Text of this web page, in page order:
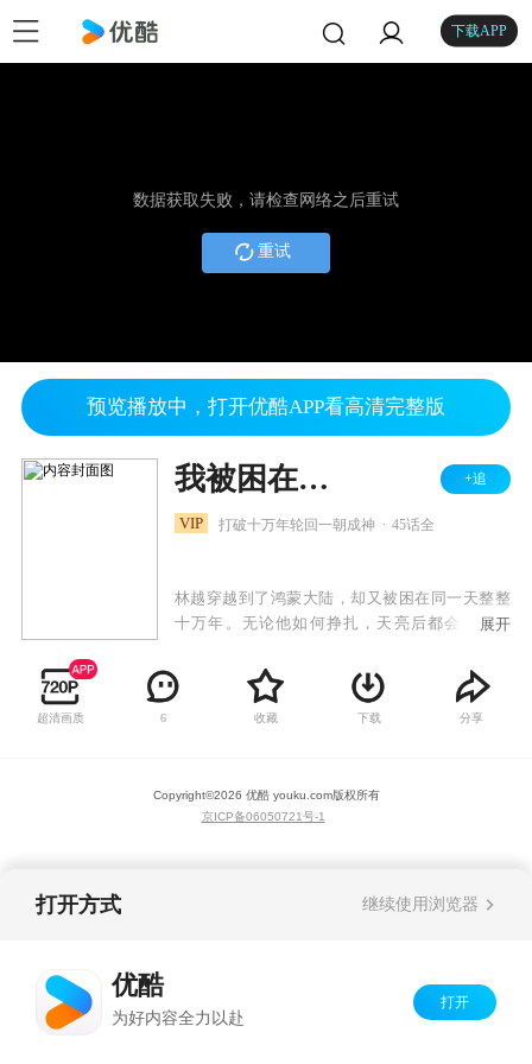
下载APP
数据获取失败，请检查网络之后重试
重试
预览播放中，打开优酷APP看高清完整版
我被困在同一天十万年 +追
VIP 打破十万年轮回一朝成神 45话全
林越穿越到了鸿蒙大陆，却又被困在同一天整整
十万年。无论他如何挣扎，天亮后都会回到昨
数宗门强者的秘密，也渐渐认命自己逃不出轮回
了。然而，就在十万年的最后一天，林越夺走七
业魔皇的未婚妻，砍断太上长老之子的手臂，闯
展开
超清画质 6 收藏 下载 分享
Copyright©2026 优酷 youku.com版权所有
京ICP备06050721号-1
打开方式 继续使用浏览器
优酷
为好内容全力以赴
打开